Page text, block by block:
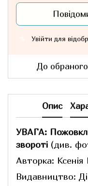
Увійти для
До обраного
Опис
УВАГА:
звороті (див.
Авторка:
Видавництво: